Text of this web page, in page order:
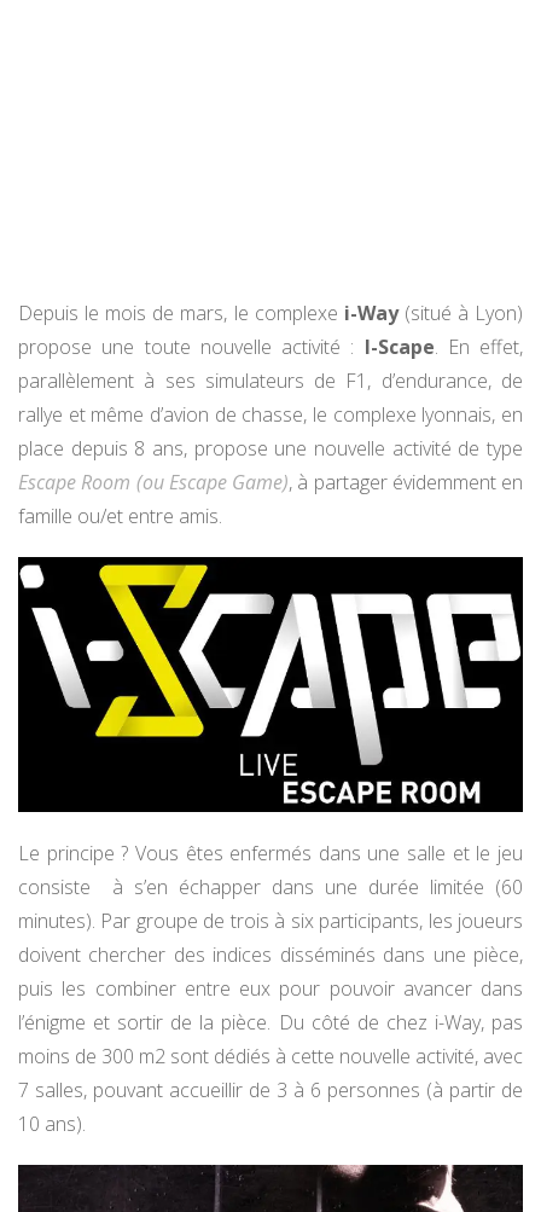
Depuis le mois de mars, le complexe i-Way(situé à Lyon)
propose une toute nouvelle activité : I-Scape. En effet,
parallèlement à ses simulateurs de F1, d’endurance, de
rallye et même d’avion de chasse, le complexe lyonnais, en
place depuis 8 ans, propose une nouvelle activité de type
Escape Room (ou Escape Game), à partager évidemment en
famille ou/et entre amis.
Le principe ? Vous êtes enfermés dans une salle et le jeu
consiste à s’en échapper dans une durée limitée (60
minutes). Par groupe de trois à six participants, les joueurs
doivent chercher des indices disséminés dans une pièce,
puis les combiner entre eux pour pouvoir avancer dans
l’énigme et sortir de la pièce. Du côté de chez i-Way, pas
moins de 300 m2 sont dédiés à cette nouvelle activité, avec
7 salles, pouvant accueillir de 3 à 6 personnes (à partir de
10 ans).